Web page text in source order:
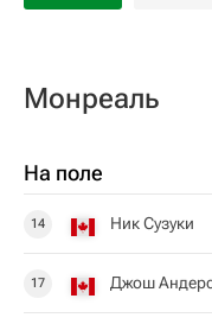
Монреаль
На поле
14 Ник Сузуки
17 Джош